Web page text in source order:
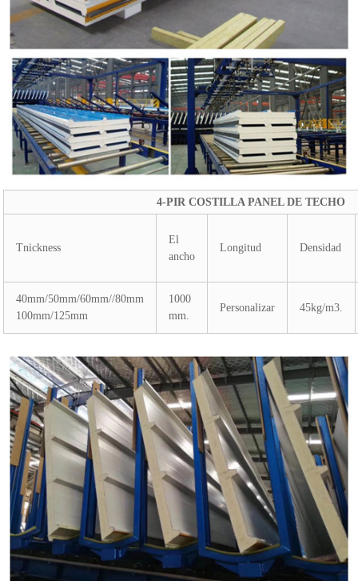
4-PIR COSTILLA PANEL DE TECHO
Tnickness
El
ancho
Longitud Densidad
40mm/50mm/60mm//80mm
100mm/125mm
1000
mm.
Personalizar 45kg/m3.